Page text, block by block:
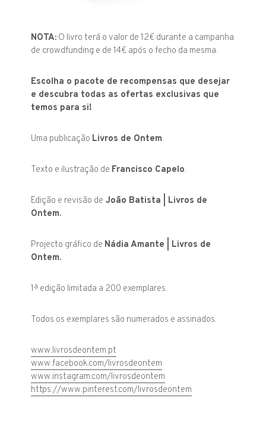
NOTA: O livro terá o valor de 12€ durante a campanha
de crowdfunding e de 14€ após o fecho da mesma.
Escolha o pacote de recompensas que desejar
e descubra todas as ofertas exclusivas que
temos para si!
Uma publicação Livros de Ontem.
Texto e ilustração de Francisco Capelo.
Edição e revisão de João Batista | Livros de
Ontem.
Projecto gráfico de Nádia Amante | Livros de
Ontem.
1ª edição limitada a 200 exemplares.
Todos os exemplares são numerados e assinados.
www.livrosdeontem.pt
www.facebook.com/livrosdeontem
www.instagram.com/livrosdeontem
https://www.pinterest.com/livrosdeontem